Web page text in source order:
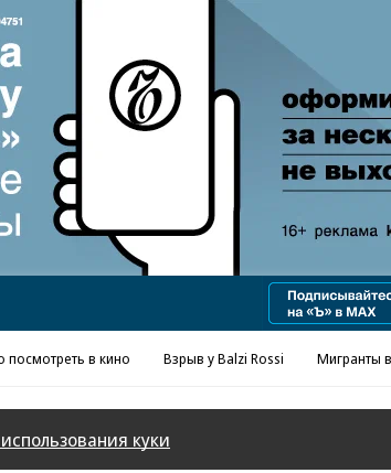
Реклама в «Ъ» www.kommersant.ru/ad
посмотреть в кино Взрыв у Balzi Rossi Мигранты
куки